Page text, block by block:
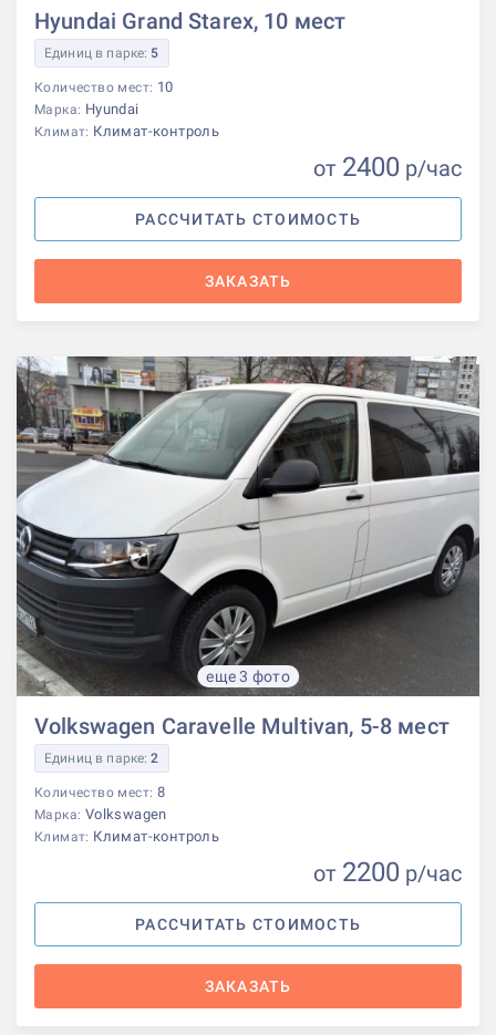
Hyundai Grand Starex, 10 мест
Единиц в парке: 5
Количество мест: 10
Марка: Hyundai
Климат: Климат-контроль
от 2400 р/час
РАССЧИТАТЬ СТОИМОСТЬ
ЗАКАЗАТЬ
еще 3 фото
Volkswagen Caravelle Multivan, 5-8 мест
Единиц в парке:2
Количество мест: 8
Марка: Volkswagen
Климат: Климат-контроль
от 2200 р/час
РАССЧИТАТЬ СТОИМОСТЬ
ЗАКАЗАТЬ